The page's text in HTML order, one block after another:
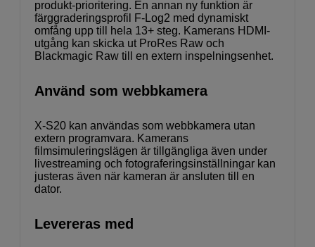
produkt-prioritering. En annan ny funktion är
färggraderingsprofil F-Log2 med dynamiskt
omfång upp till hela 13+ steg. Kamerans HDMI-
utgång kan skicka ut ProRes Raw och
Blackmagic Raw till en extern inspelningsenhet.
Använd som webbkamera
X-S20 kan användas som webbkamera utan
extern programvara. Kamerans
filmsimuleringslägen är tillgängliga även under
livestreaming och fotograferingsinställningar kan
justeras även när kameran är ansluten till en
dator.
Levereras med